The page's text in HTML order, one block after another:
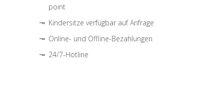
point
Kindersitze verfügbar auf Anfrage
Online- und Offline-Bezahlungen
24/7-Hotline